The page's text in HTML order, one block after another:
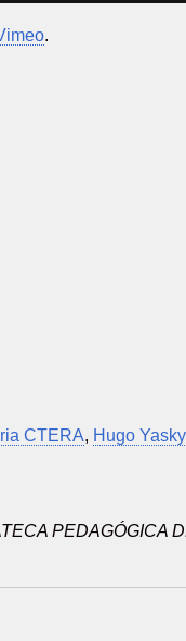
.
CTERA, Hugo Yasky
PEDAGÓGICA